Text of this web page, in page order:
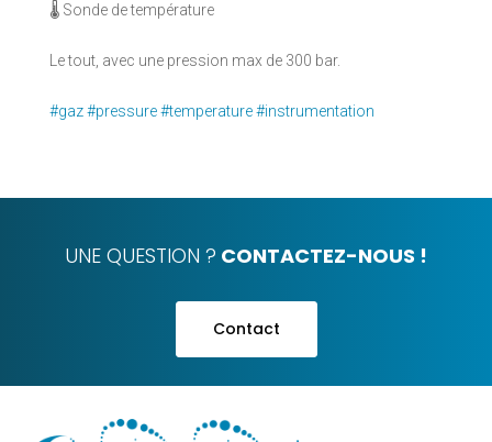
🌡️ Sonde de température
Le tout, avec une pression max de 300 bar.
#gaz #pressure #temperature #instrumentation
UNE QUESTION ? CONTACTEZ-NOUS !
Contact